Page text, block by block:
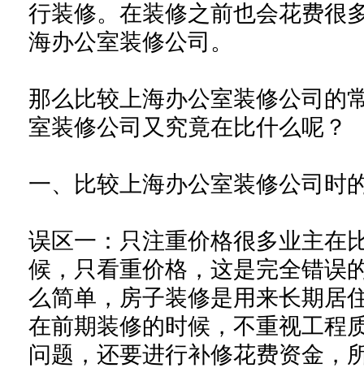
行装修。在装修之前也会花费很
海办公室装修公司 。
那么比较 上海办公室装修公司 的
室装修公司 又究竟在比什么呢？
一、比较 上海办公室装修公司 时
误区一：只注重价格很多业主在
候，只看重价格，这是完全错误
么简单，房子装修是用来长期居
在前期装修的时候，不重视工程
问题，还要进行补修花费资金，